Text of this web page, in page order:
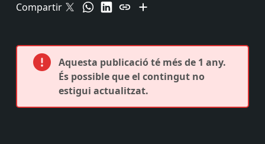
Compartir
Aquesta publicació té més de 1 any.
És possible que el contingut no
estigui actualitzat.